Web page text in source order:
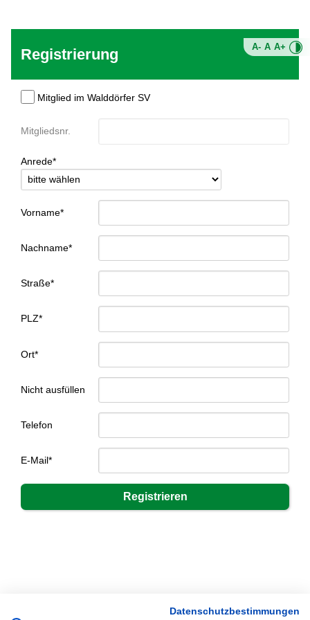
A- A A+
Registrierung
Mitglied im Walddörfer SV
Mitgliedsnr.
Anrede*
Vorname*
Nachname*
Straße*
PLZ*
Ort*
Nicht ausfüllen
Telefon
E-Mail*
Datenschutzbestimmungen